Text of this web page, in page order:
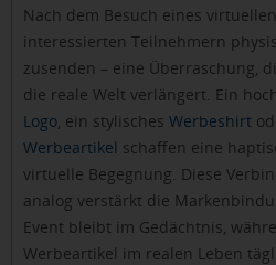
Nach dem Besuch eines
interessierten Teilnehmern
zusenden – eine Überraschung,
die reale Welt verlängert. Ein
Logo , ein stylisches Werbeshirt
Werbeartikel schaffen eine
virtuelle Begegnung. Diese
analog verstärkt die
Event bleibt im Gedächtnis,
Werbeartikel im realen Leben